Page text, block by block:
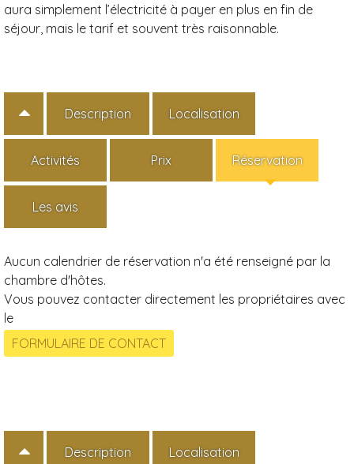
aura simplement l’électricité à payer en plus en fin de
séjour, mais le tarif et souvent très raisonnable.
Description Localisation
Activités Prix Réservation
Les avis
Aucun calendrier de réservation n'a été renseigné par la
chambre d'hôtes.
Vous pouvez contacter directement les propriétaires avec
le
Description Localisation